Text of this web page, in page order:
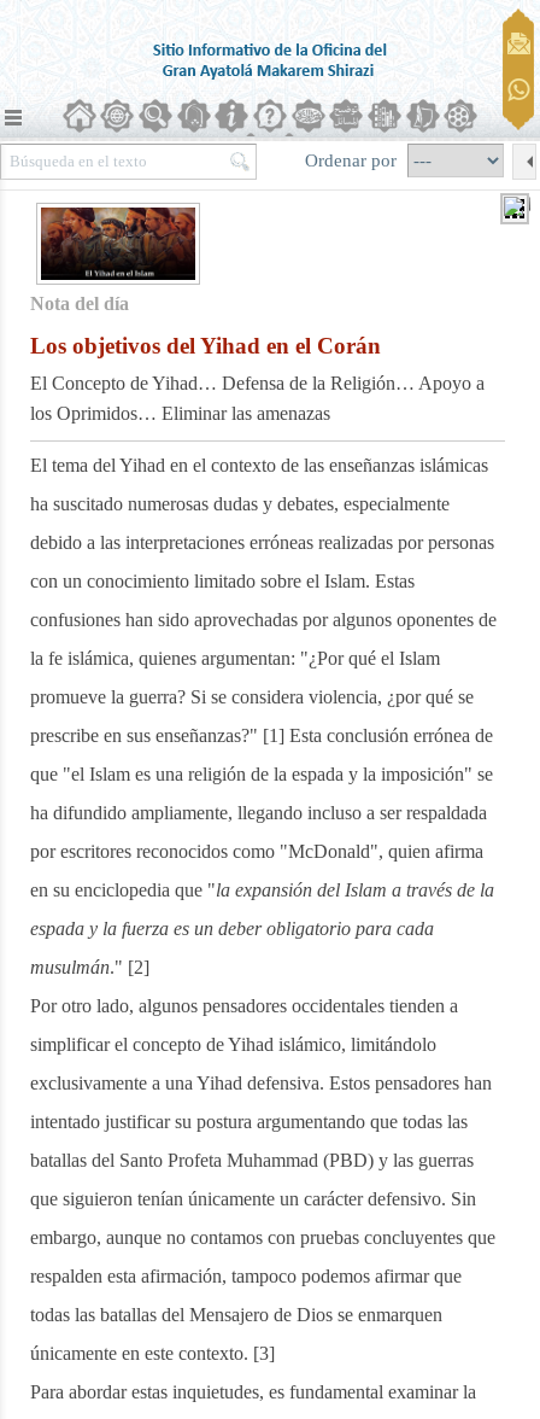
Ordenar por
Nota del día
Los objetivos del Yihad en el Corán
El Concepto de Yihad… Defensa de la Religión… Apoyo a
los Oprimidos… Eliminar las amenazas
El tema del Yihad en el contexto de las enseñanzas islámicas
ha suscitado numerosas dudas y debates, especialmente
debido a las interpretaciones erróneas realizadas por personas
con un conocimiento limitado sobre el Islam. Estas
confusiones han sido aprovechadas por algunos oponentes de
la fe islámica, quienes argumentan: "¿Por qué el Islam
promueve la guerra? Si se considera violencia, ¿por qué se
prescribe en sus enseñanzas?" [1] Esta conclusión errónea de
que "el Islam es una religión de la espada y la imposición" se
ha difundido ampliamente, llegando incluso a ser respaldada
por escritores reconocidos como "McDonald", quien afirma
en su enciclopedia que "la expansión del Islam a través de la
espada y la fuerza es un deber obligatorio para cada
musulmán." [2]
Por otro lado, algunos pensadores occidentales tienden a
simplificar el concepto de Yihad islámico, limitándolo
exclusivamente a una Yihad defensiva. Estos pensadores han
intentado justificar su postura argumentando que todas las
batallas del Santo Profeta Muhammad (PBD) y las guerras
que siguieron tenían únicamente un carácter defensivo. Sin
embargo, aunque no contamos con pruebas concluyentes que
respalden esta afirmación, tampoco podemos afirmar que
todas las batallas del Mensajero de Dios se enmarquen
únicamente en este contexto. [3]
Para abordar estas inquietudes, es fundamental examinar la